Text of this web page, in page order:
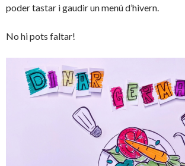
poder tastar i gaudir un menú d’hivern.
No hi pots faltar!